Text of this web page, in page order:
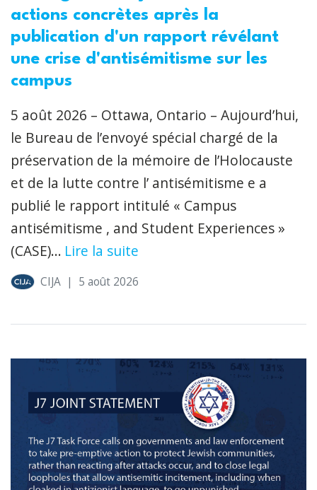
actions concrètes après la
publication d'un rapport révélant
une crise d'antisémitisme sur les
campus
5 août 2026 – Ottawa, Ontario – Aujourd’hui,
le Bureau de l’envoyé spécial chargé de la
préservation de la mémoire de l’Holocauste
et de la lutte contre l’ antisémitisme e a
publié le rapport intitulé « Campus
antisémitisme , and Student Experiences »
(CASE)... Lire la suite
CIJA | 5 août 2026